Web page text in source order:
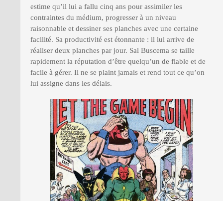
estime qu’il lui a fallu cinq ans pour assimiler les
contraintes du médium, progresser à un niveau
raisonnable et dessiner ses planches avec une certaine
facilité. Sa productivité est étonnante : il lui arrive de
réaliser deux planches par jour. Sal Buscema se taille
rapidement la réputation d’être quelqu’un de fiable et de
facile à gérer. Il ne se plaint jamais et rend tout ce qu’on
lui assigne dans les délais.